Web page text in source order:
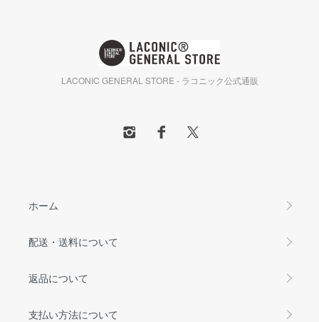
LACONIC GENERAL STORE - ラコニック公式通販
ホーム
配送・送料について
返品について
支払い方法について